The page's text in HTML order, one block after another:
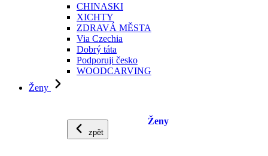
CHINASKI
XICHTY
ZDRAVÁ MĚSTA
Via Czechia
Dobrý táta
Podporuji česko
WOODCARVING
Ženy
zpět
Ženy